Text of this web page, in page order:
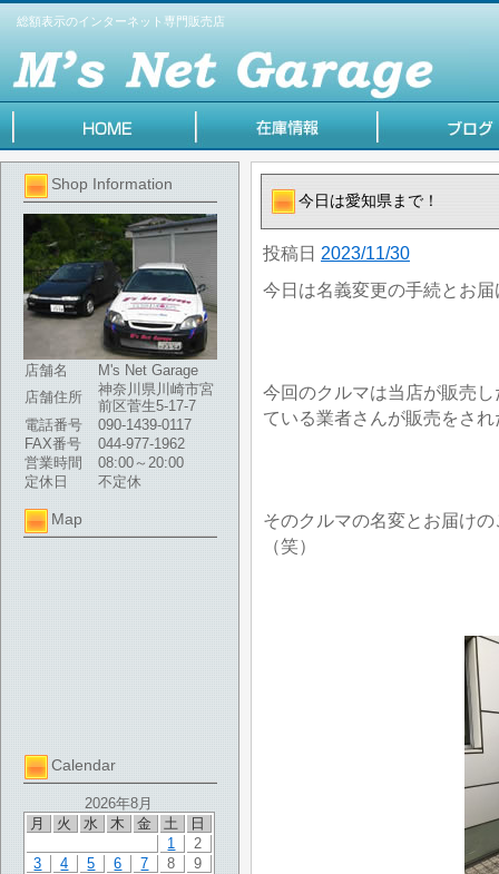
総額表示のインターネット専門販売店
Shop Information
店舗名
M's Net Garage
店舗住所
神奈川県川崎市宮
前区菅生5-17-7
電話番号
090-1439-0117
FAX番号
044-977-1962
営業時間
08:00～20:00
定休日
不定休
Map
Calendar
2026年8月
月
火 水 木 金 土 日
1
2
3
4 5 6 7 8
9
今日は愛知県まで！
投稿日 2023/11/30
今日は名義変更の手続とお
今回のクルマは当店が販売
ている業者さんが販売をさ
そのクルマの名変とお届け
（笑）